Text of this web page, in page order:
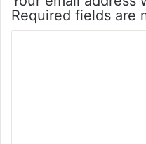
Required fields are